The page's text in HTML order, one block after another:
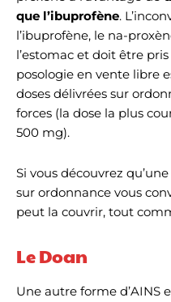
que l’ibuprofène.
l’ibuprofène, le na-
l’estomac et doit être
posologie en vente libre
doses délivrées sur
forces (la dose la plus
500 mg).
Si vous découvrez
sur ordonnance vous
peut la couvrir, tout
Le Doan
Une autre forme d’AINS